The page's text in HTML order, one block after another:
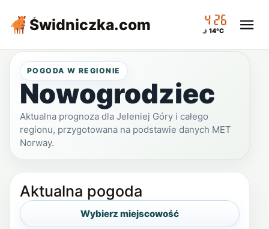
Świdniczka.com 04:26
14°C
POGODA W REGIONIE
Nowogrodziec
Aktualna prognoza dla Jeleniej Góry i całego
regionu, przygotowana na podstawie danych MET
Norway.
Aktualna pogoda
Wybierz miejscowość